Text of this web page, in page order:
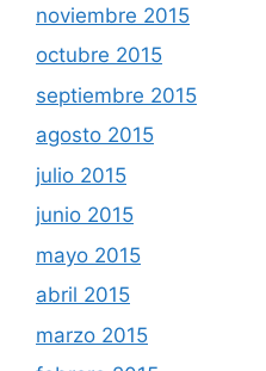
noviembre 2015
octubre 2015
septiembre 2015
agosto 2015
julio 2015
junio 2015
mayo 2015
abril 2015
marzo 2015